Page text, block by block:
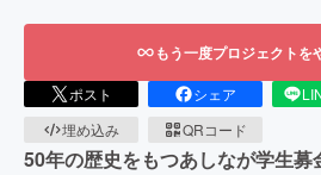
もう一度プロジェクトを
ポスト シェア
埋め込み
QRコード
50年の歴史をもつあしなが学生